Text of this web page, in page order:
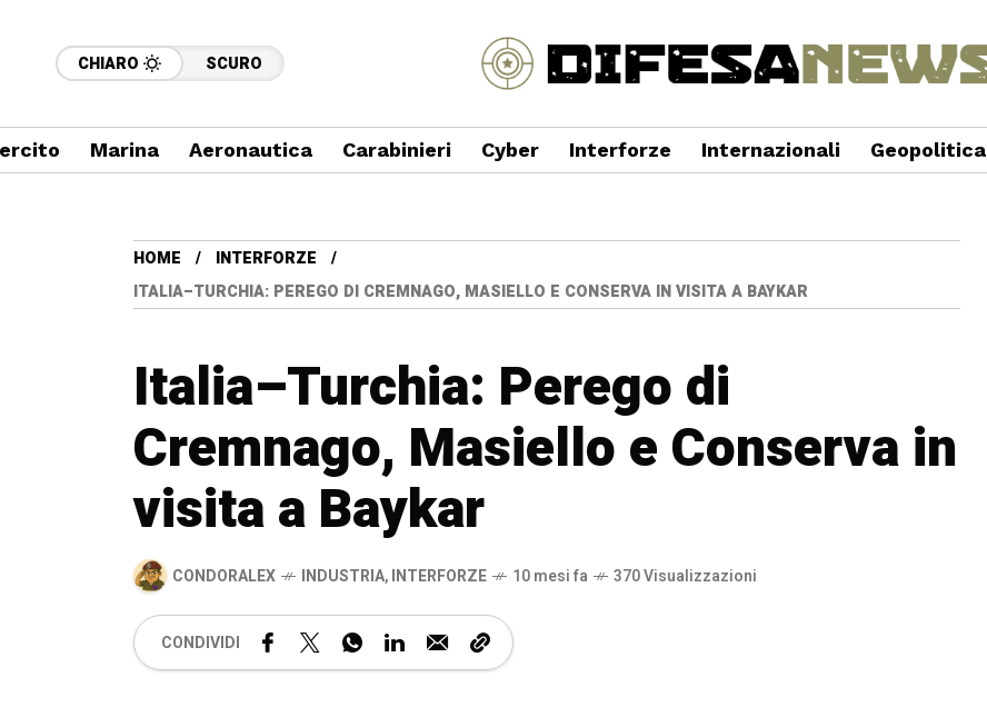
CHIARO SCURO
Marina Aeronautica Carabinieri Cyber Interforze Internazionali Geopolitica
HOME
INTERFORZE
ITALIA–TURCHIA: PEREGO DI CREMNAGO, MASIELLO E CONSERVA IN VISITA A BAYKAR
Italia–Turchia: Perego di
Cremnago, Masiello e Conserva in
visita a Baykar
CONDORALEX INDUSTRIA,INTERFORZE 10 mesi fa 370 Visualizzazioni
CONDIVIDI